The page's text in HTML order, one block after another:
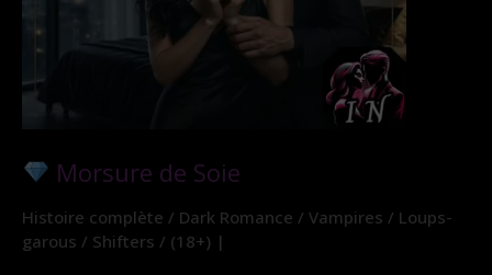
Morsure de Soie
Histoire complète / Dark Romance / Vampires / Loups-
garous / Shifters / (18+) |